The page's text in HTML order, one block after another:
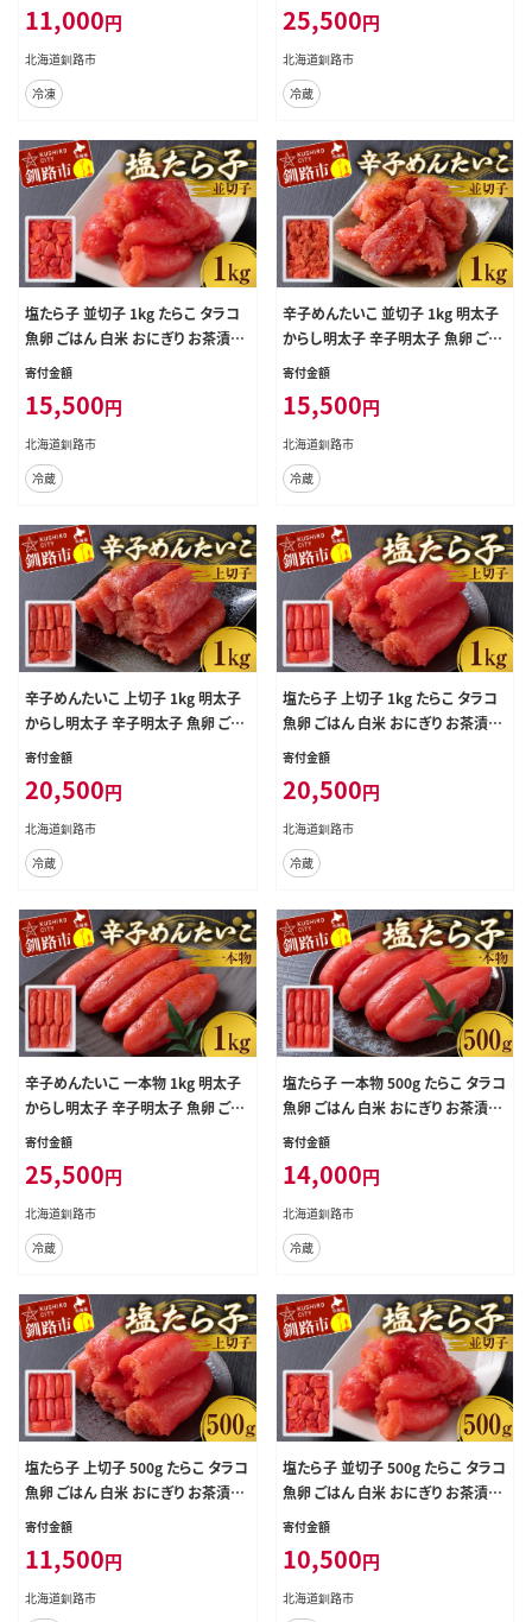
11,000円
北海道釧路市
冷凍
25,500円
北海道釧路市
冷蔵
塩たら子 並切子 1kg たらこ タラコ
魚卵 ごはん 白米 おにぎり お茶漬け
海鮮 おつまみ 肴 魚介類 魚介 海鮮
寄付金額
15,500円
北海道釧路市
冷蔵
辛子めんたいこ 並切子 1kg 明太子
からし明太子 辛子明太子 魚卵 ごは
ん 白米 おにぎり お茶漬け 海鮮 おつ
路 F4F-8882
寄付金額
15,500円
北海道釧路市
冷蔵
辛子めんたいこ 上切子 1kg 明太子
からし明太子 辛子明太子 魚卵 ごは
ん 白米 おにぎり お茶漬け 海鮮 おつ
路 F4F-8881
寄付金額
20,500円
北海道釧路市
冷蔵
塩たら子 上切子 1kg たらこ タラコ
魚卵 ごはん 白米 おにぎり お茶漬け
海鮮 おつまみ 肴 魚介類 魚介 海鮮
寄付金額
20,500円
北海道釧路市
冷蔵
辛子めんたいこ 一本物 1kg 明太子
からし明太子 辛子明太子 魚卵 ごは
ん 白米 おにぎり お茶漬け 海鮮 おつ
路 F4F-8880
寄付金額
25,500円
北海道釧路市
冷蔵
塩たら子 一本物 500g たらこ タラコ
魚卵 ごはん 白米 おにぎり お茶漬け
海鮮 おつまみ 肴 魚介類 魚介 海鮮
寄付金額
14,000円
北海道釧路市
冷蔵
塩たら子 上切子 500g たらこ タラコ
魚卵 ごはん 白米 おにぎり お茶漬け
海鮮 おつまみ 肴 魚介類 魚介 海鮮
寄付金額
11,500円
北海道釧路市
塩たら子 並切子 500g たらこ タラコ
魚卵 ごはん 白米 おにぎり お茶漬け
海鮮 おつまみ 肴 魚介類 魚介 海鮮
寄付金額
10,500円
北海道釧路市